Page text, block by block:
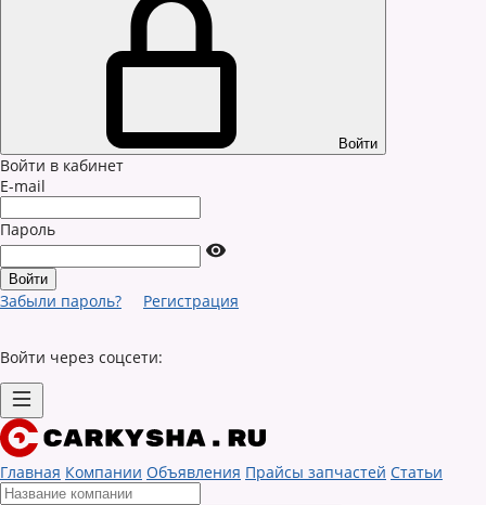
Войти
Войти в кабинет
E-mail
Пароль
Забыли пароль? Регистрация
Войти через соцсети:
Главная Компании Объявления Прайсы запчастей Статьи